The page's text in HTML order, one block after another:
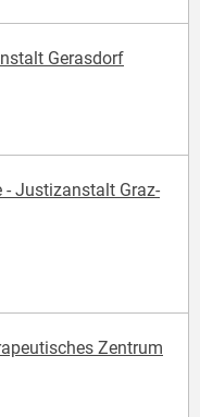
Gerasdorf
- Justizanstalt Graz-
Zentrum